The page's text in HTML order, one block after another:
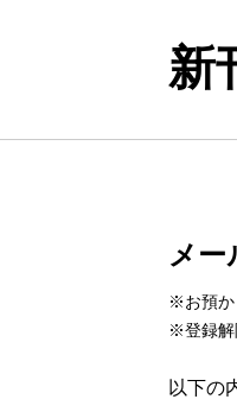
新
メー
※お預か
※登録解
以下の